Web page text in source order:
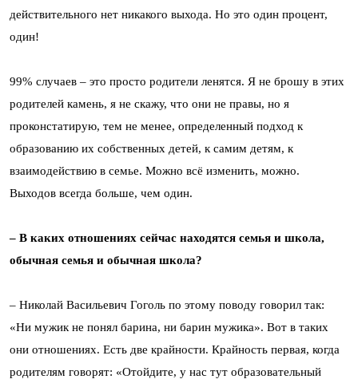
действительного нет никакого выхода. Но это один процент,
один!
99% случаев – это просто родители ленятся. Я не брошу в этих
родителей камень, я не скажу, что они не правы, но я
проконстатирую, тем не менее, определенный подход к
образованию их собственных детей, к самим детям, к
взаимодействию в семье. Можно всё изменить, можно.
Выходов всегда больше, чем один.
– В каких отношениях сейчас находятся семья и школа,
обычная семья и обычная школа?
– Николай Васильевич Гоголь по этому поводу говорил так:
«Ни мужик не понял барина, ни барин мужика». Вот в таких
они отношениях. Есть две крайности. Крайность первая, когда
родителям говорят: «Отойдите, у нас тут образовательный